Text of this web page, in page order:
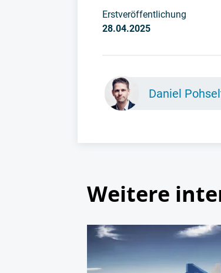
Erstveröffentlichung
28.04.2025
Daniel
Weitere